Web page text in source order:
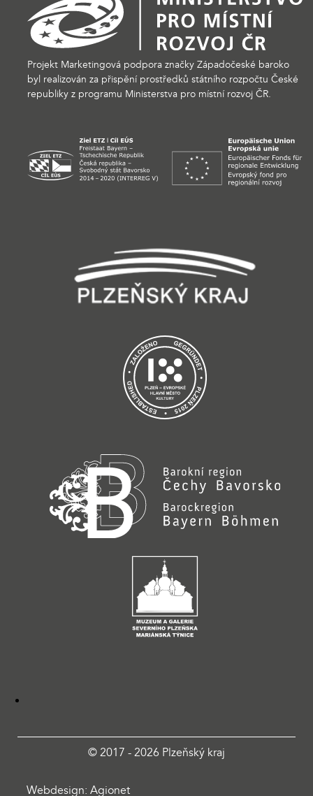
Projekt Marketingová podpora značky Západočeské baroko
byl realizován za přispění prostředků státního rozpočtu České
republiky z programu Ministerstva pro místní rozvoj ČR.
© 2017 - 2026 Plzeňský kraj
Webdesign: Agionet